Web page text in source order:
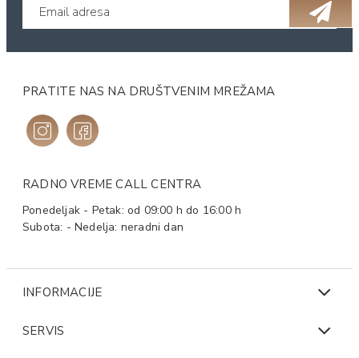
PRATITE NAS NA DRUŠTVENIM MREŽAMA
RADNO VREME CALL CENTRA
Ponedeljak - Petak: od 09:00 h do 16:00 h
Subota: - Nedelja: neradni dan
INFORMACIJE
SERVIS